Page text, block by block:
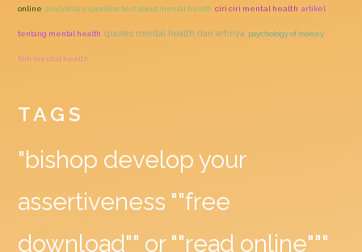
online analytical exposition text about mental health ciri ciri mental health artikel
tentang mental health quotes mental health dan artinya psychology of money
film mental health
TAGS
"bishop develop your
assertiveness ""free
download"" or ""read online"""